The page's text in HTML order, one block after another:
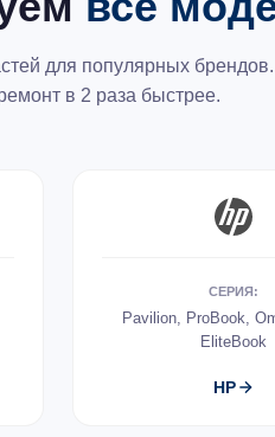
для популярных
в 2 раза быстрее.
СЕРИЯ:
Pavilion, ProBook,
EliteBook
HP